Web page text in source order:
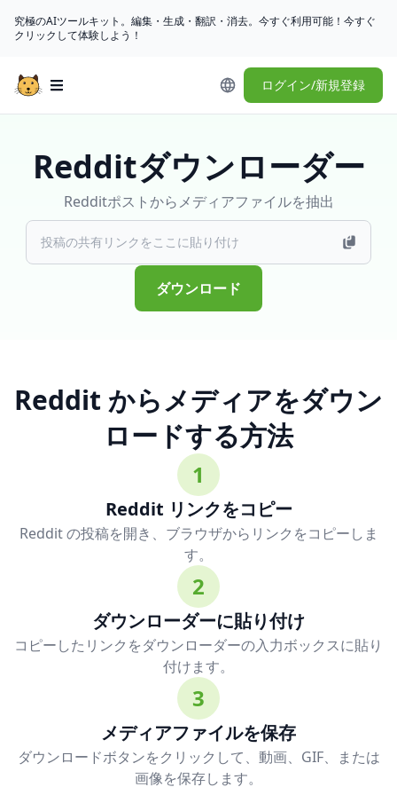
究極のAIツールキット。編集・生成・翻訳・消去。今すぐ利用可能！今すぐ
クリックして体験しよう！
Open main menu ログイン/新規登録
Redditダウンローダー
Redditポストからメディアファイルを抽出
ダウンロード
Reddit からメディアをダウン
ロードする方法
1
Reddit リンクをコピー
Reddit の投稿を開き、ブラウザからリンクをコピーしま
す。
2
ダウンローダーに貼り付け
コピーしたリンクをダウンローダーの入力ボックスに貼り
付けます。
3
メディアファイルを保存
ダウンロードボタンをクリックして、動画、GIF、または
画像を保存します。